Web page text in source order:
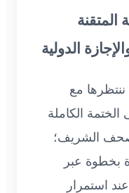
المتقنة
الدولية
مع
الكاملة
الشريف؛
بخطوة عبر
استمرار